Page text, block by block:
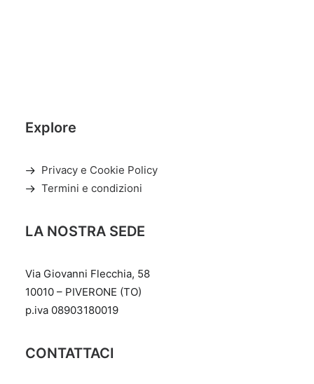
Explore
Privacy e Cookie Policy
Termini e condizioni
LA NOSTRA SEDE
Via Giovanni Flecchia, 58
10010 – PIVERONE (TO)
p.iva 08903180019
CONTATTACI